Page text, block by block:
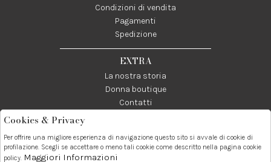
Condizioni di vendita
Pagamenti
Spedizione
EXTRA
La nostra storia
Donna boutique
Contatti
Telefono:
089237858
Whatsapp:
3338855601
Contatti:
info@donna1981.it
Cookies & Privacy
Per offrire una migliore esperienza di navigazione questo sito si avvale di cookie di
profilazione. Scegli se accettare o meno tali cookie come descritto nella pagina cookie
policy. Maggiori Informazioni